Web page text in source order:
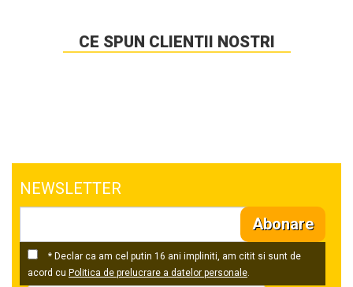
CE SPUN CLIENTII NOSTRI
NEWSLETTER
Abonare
* Declar ca am cel putin 16 ani impliniti, am citit si sunt de
acord cu Politica de prelucrare a datelor personale.